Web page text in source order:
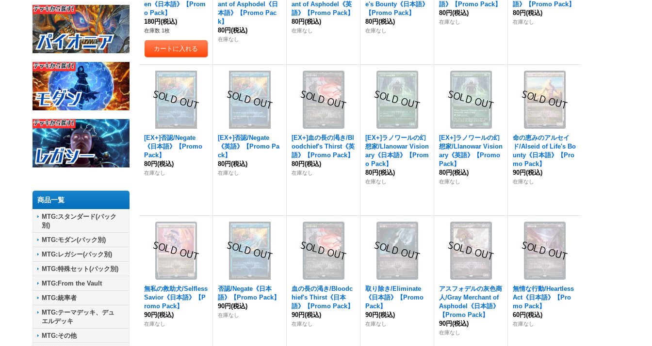
商品一覧
MTG:スタンダード(パック
別)
MTG:モダン(パック別)
MTG:レガシー(パック別)
MTG:特殊セット(パック別)
MTG:From the Vault
MTG:統率者
MTG:テーマデッキ、デュ
エルデッキ
MTG:その他
en《日本語》【Prom
o Pack】
180円(税込)
在庫数 1枚
ant of Asphodel《日
本語》【Promo Pac
k】
80円(税込)
在庫なし
ant of Asphodel《英
語》【Promo Pack】
80円(税込)
在庫なし
e's Bounty《日本語》
【Promo Pack】
80円(税込)
在庫なし
語》【Promo Pack】
80円(税込)
在庫なし
語》【Promo Pack】
80円(税込)
在庫なし
[EX+]否認/Negate
《日本語》【Promo
Pack】
80円(税込)
在庫なし
[EX+]否認/Negate
《英語》【Promo Pa
ck】
80円(税込)
在庫なし
[EX+]血の長の渇き/Bl
oodchief's Thirst《英
語》【Promo Pack】
80円(税込)
在庫なし
[EX+]ラノワールの幻
想家/Llanowar Vision
ary《日本語》【Prom
o Pack】
80円(税込)
在庫なし
[EX+]ラノワールの幻
想家/Llanowar Vision
ary《英語》【Promo
Pack】
80円(税込)
在庫なし
命の恵みのアルセイ
ド/Alseid of Life's Bo
unty《日本語》【Pro
mo Pack】
90円(税込)
在庫なし
無私の救助犬/Selfless
Savior《日本語》【P
romo Pack】
90円(税込)
在庫なし
否認/Negate《日本
語》【Promo Pack】
90円(税込)
在庫なし
血の長の渇き/Bloodc
hief's Thirst《日本
語》【Promo Pack】
90円(税込)
在庫なし
取り除き/Eliminate
《日本語》【Promo
Pack】
90円(税込)
在庫なし
アスフォデルの灰色商
人/Gray Merchant of
Asphodel《日本語》
【Promo Pack】
90円(税込)
在庫なし
無情な行動/Heartless
Act《日本語》【Pro
mo Pack】
60円(税込)
在庫なし